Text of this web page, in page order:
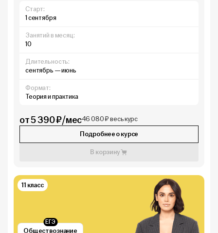
Старт:
1 сентября
Занятий в месяц:
10
Длительность:
сентябрь — июнь
Формат:
Теория и практика
от 5 390 ₽/мес46 080 ₽ весь курс
Подробнее о курсе
В корзину
Обществознание
ЕГЭ
11 класс